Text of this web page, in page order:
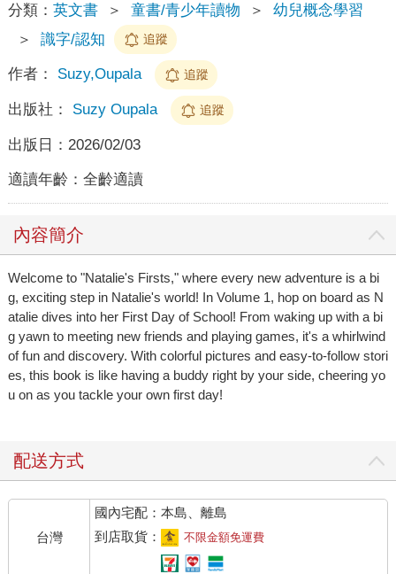
分類： 英文書 ＞ 童書/青少年讀物 ＞
幼兒概念學習
＞
識字/認知 追蹤
作者： Suzy,Oupala 追蹤
出版社： Suzy Oupala 追蹤
出版日： 2026/02/03
適讀年齡： 全齡適讀
內容簡介
Welcome to "Natalie's Firsts," where every new adventure is a bi
g, exciting step in Natalie's world! In Volume 1, hop on board as N
atalie dives into her First Day of School! From waking up with a bi
g yawn to meeting new friends and playing games, it's a whirlwind
of fun and discovery. With colorful pictures and easy-to-follow stori
es, this book is like having a buddy right by your side, cheering yo
u on as you tackle your own first day!
配送方式
台灣
國內宅配：本島、離島
到店取貨：
不限金額免運費